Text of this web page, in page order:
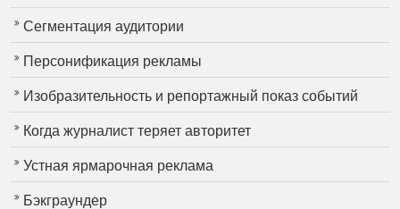
Сегментация аудитории
Персонификация рекламы
Изобразительность и репортажный показ событий
Когда журналист теряет авторитет
Устная ярмарочная реклама
Бэкграундер